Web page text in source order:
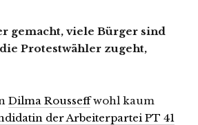
gemacht, viele Bürger sind
Protestwähler zugeht,
Dilma Rousseffwohl kaum
der Arbeiterpartei PT 41